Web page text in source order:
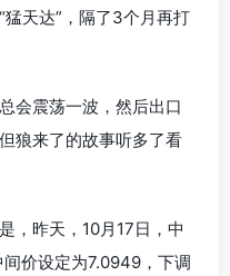
天达”，隔了3个月再打
会震荡一波，然后出口
狼来了的故事听多了看
，昨天，10月17日，中
价设定为7.0949，下调